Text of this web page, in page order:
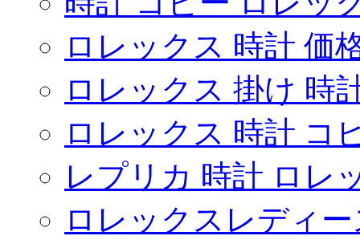
ロレックス 時計 価
ロレックス 掛け 時
ロレックス 時計 コ
レプリカ 時計 ロレ
ロレックスレディ